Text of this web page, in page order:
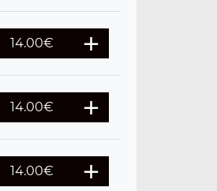
14.00€
14.00€
14.00€